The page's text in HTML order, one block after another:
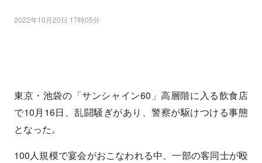
2022年10月20日 17時05分
東京・池袋の「サンシャイン60」高層階に入る飲食店
で10月16日、乱闘騒ぎがあり、警察が駆けつける事態
となった。
100人規模で宴会がおこなわれる中、一部の客同士が殴